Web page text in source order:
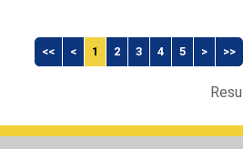
<< < 1 2 3 4 5 > >>